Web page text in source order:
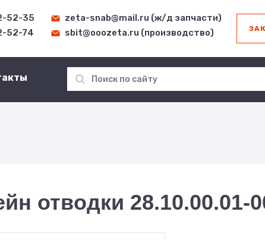
52-35
52-74
zeta-snab@mail.ru (ж/д запчасти)
sbit@ooozeta.ru (производство)
отводки 28.10.00.01-